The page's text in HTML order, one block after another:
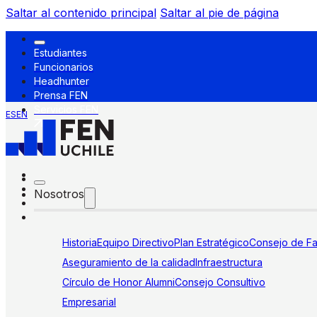
Saltar al contenido principal Saltar al pie de página
Estudiantes
Funcionarios
Headhunter
Prensa FEN
ESEN
Nosotros
HistoriaEquipo DirectivoPlan EstratégicoConsejo de
Aseguramiento de la calidadInfraestructura
Círculo de Honor AlumniConsejo Consultivo
Empresarial